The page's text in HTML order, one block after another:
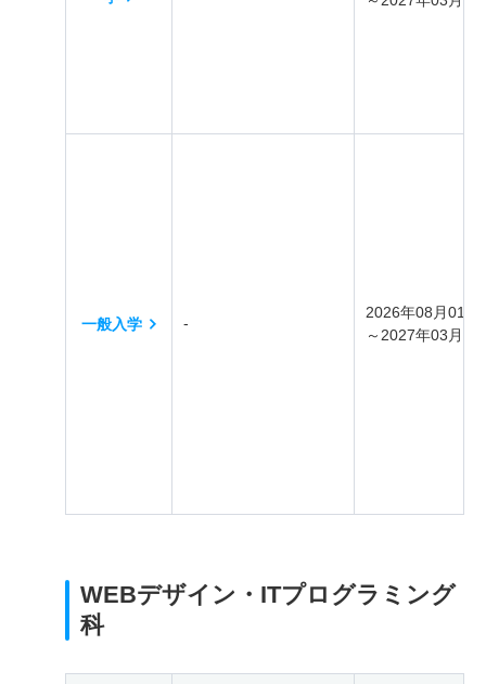
一般入学 -
2026年08月01日
～2027年03月31
WEBデザイン・ITプログラミング
科